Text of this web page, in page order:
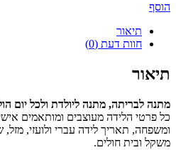
הוסף
תיאור
חוות דעת (0)
תיאור
מתנה לבריתה, מתנה ליולדת ולכל יום
כל פרטי הלידה מעוצבים ומותאמים
ומשפחה, תאריך לידה עברי ולועזי,
משקל ובית חולים.